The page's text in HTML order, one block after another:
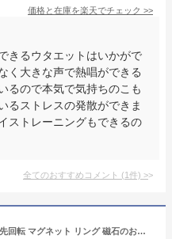
価格と在庫を楽天でチェック >>
きるウタエットはいかがで
く大きな声で熱唱ができる
るので本気で気持ちのこも
るストレスの発散ができま
ストレーニングもできるの
全てのおすすめコメント (1件) >
【ストレス解消】磁気リング 指先回転 マグネット リング 磁石のおもちゃ ジャグリング ペン回し 気分転換 指先の運動で集中力を向上 脳トレ 脳活 (ブラック)